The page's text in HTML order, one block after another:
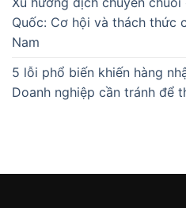
Quốc: Cơ hội và thách thức
Nam
5 lỗi phổ biến khiến hàng
Doanh nghiệp cần tránh để